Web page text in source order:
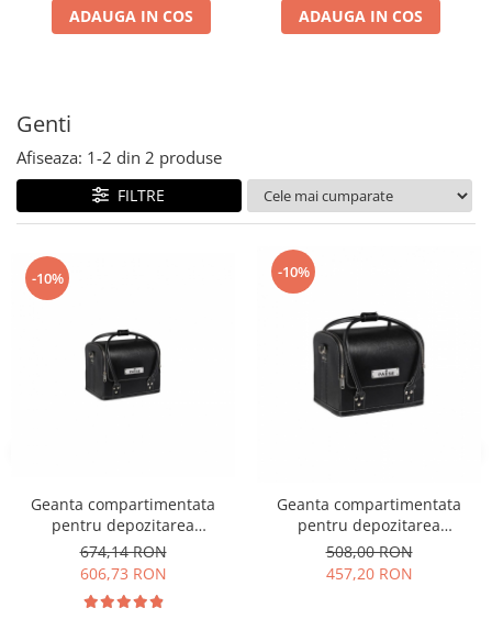
ADAUGA IN COS ADAUGA IN COS
Genti
Afiseaza: 1-2 din 2 produse
FILTRE
-10%
Geanta compartimentata
pentru depozitarea
produselor de machiaj
674,14 RON
606,73 RON
-10%
Geanta compartimentata
pentru depozitarea
accesoriilor si produselor de
machiaj, Beauty Case
508,00 RON
457,20 RON